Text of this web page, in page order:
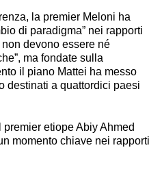
la premier Meloni ha
di paradigma” nei rapporti
devono essere né
ma fondate sulla
il piano Mattei ha messo
destinati a quattordici paesi
etiope Abiy Ahmed
momento chiave nei rapporti